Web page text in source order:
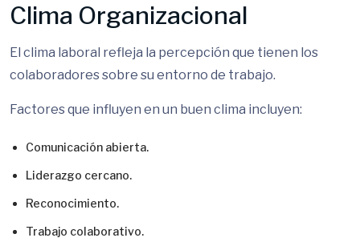
Clima Organizacional
El clima laboral refleja la percepción que tienen los
colaboradores sobre su entorno de trabajo.
Factores que influyen en un buen clima incluyen:
Comunicación abierta.
Liderazgo cercano.
Reconocimiento.
Trabajo colaborativo.